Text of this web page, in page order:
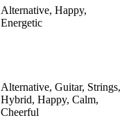
Alternative, Happy,
Energetic
Alternative, Guitar, Strings,
Hybrid, Happy, Calm,
Cheerful